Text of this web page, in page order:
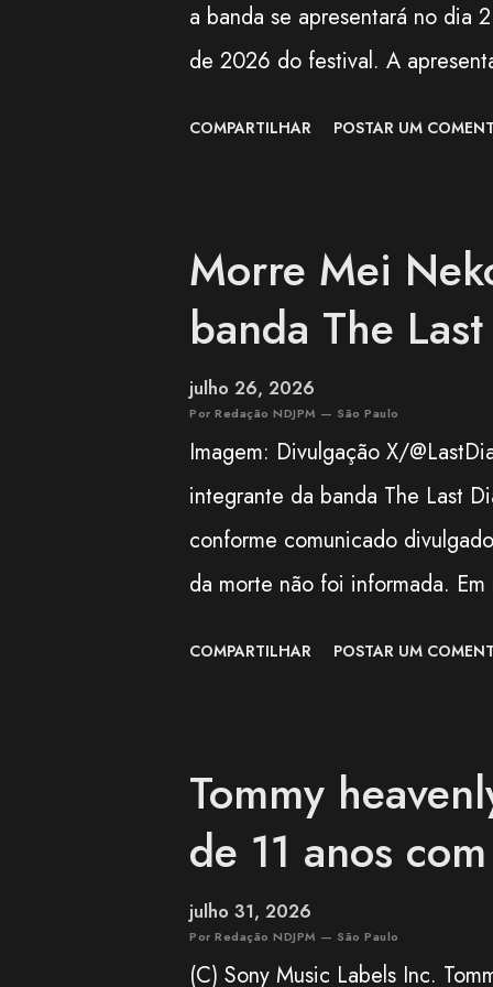
a banda se apresentará no dia
de 2026 do festival. A
Okinawa, o BEGIN é um dos
contemporânea. O trio
Entre os maiores sucessos do
Sousou", "Koishikute", "Egao
atravessaram ge...
COMPARTILHAR POSTAR UM
Morre Mei
banda The
julho 26, 2026
Por Redação NDJPM — São Paulo
Imagem: Divulgação X/
integrante da banda The Last
conforme comunicado
da morte não foi informada.
família. The Next-Generation
pic.twitter.com/3VWEpd2juI —
guitarrista, participando como
COMPARTILHAR POSTAR UM
Tommy
de 11 anos
julho 31, 2026
Por Redação NDJPM — São Paulo
(C) Sony Music Labels Inc.